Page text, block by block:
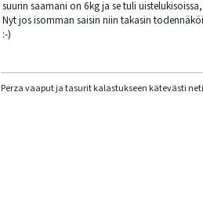
suurin saamani on 6kg ja se tuli
Nyt jos isomman saisin niin takasin
:-)
Perza vaaput ja tasurit kalastukseen kätevästi